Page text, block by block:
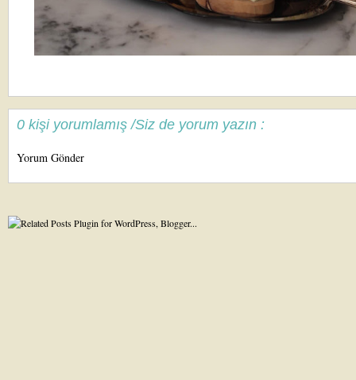
0 kişi yorumlamış /Siz de yorum yazın :
Yorum Gönder